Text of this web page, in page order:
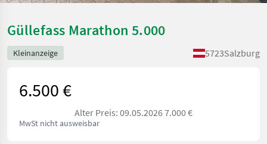
Güllefass Marathon 5.000
Kleinanzeige 5723Salzburg
6.500 €
Alter Preis: 09.05.2026 7.000 €
MwSt nicht ausweisbar